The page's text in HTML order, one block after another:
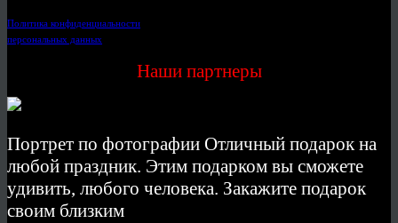
Политика конфиденциальности
персональных данных
Наши партнеры
Портрет по фотографии Отличный подарок на
любой праздник. Этим подарком вы сможете
удивить, любого человека. Закажите подарок
своим близким